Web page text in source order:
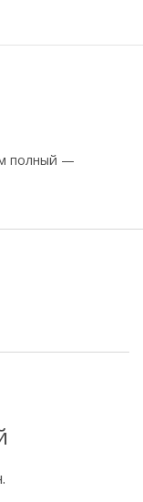
полный —